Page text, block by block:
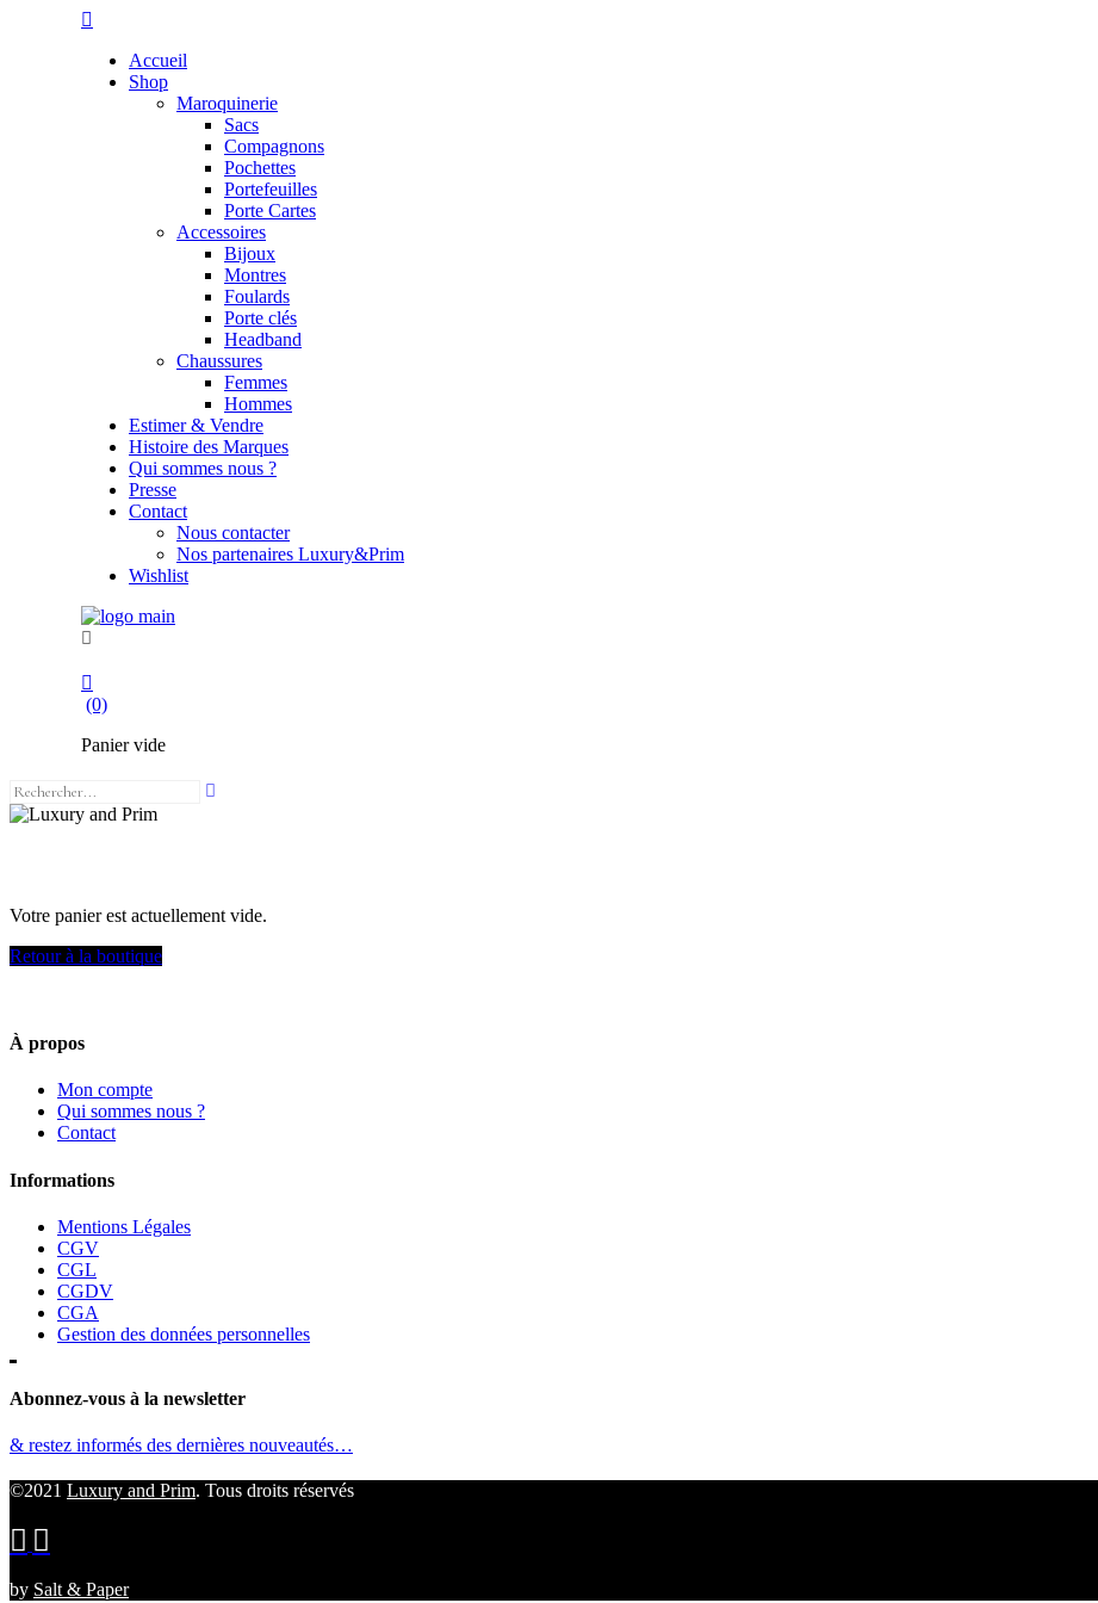
Accueil
Shop
Maroquinerie
Sacs
Compagnons
Pochettes
Portefeuilles
Porte Cartes
Accessoires
Bijoux
Montres
Foulards
Porte clés
Headband
Chaussures
Femmes
Hommes
Estimer & Vendre
Histoire des Marques
Qui sommes nous ?
Presse
Contact
Nous contacter
Nos partenaires Luxury&Prim
Wishlist
(0)
Panier vide
Votre panier est actuellement vide.
Retour à la boutique
À propos
Mon compte
Qui sommes nous ?
Contact
Informations
Mentions Légales
CGV
CGL
CGDV
CGA
Gestion des données personnelles
Abonnez-vous à la newsletter
& restez informés des dernières nouveautés…
©2021 Luxury and Prim. Tous droits réservés
by Salt & Paper